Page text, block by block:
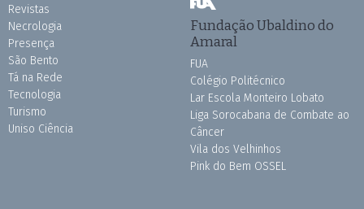
Revistas
Necrologia
Presença
São Bento
Tá na Rede
Tecnologia
Turismo
Uniso Ciência
Fundação Ubaldino do
Amaral
FUA
Colégio Politécnico
Lar Escola Monteiro Lobato
Liga Sorocabana de Combate ao
Câncer
Vila dos Velhinhos
Pink do Bem OSSEL